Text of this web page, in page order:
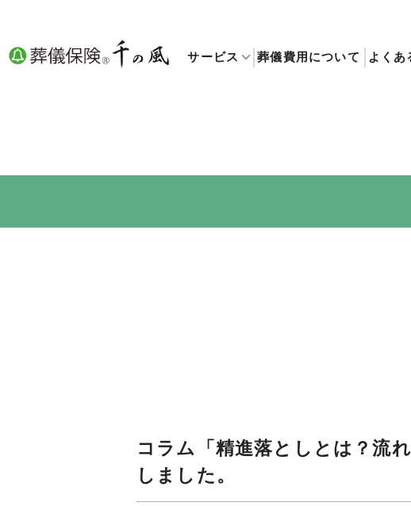
サービス 葬儀費用について よくあ
コラム「精進落としとは？流
しました。